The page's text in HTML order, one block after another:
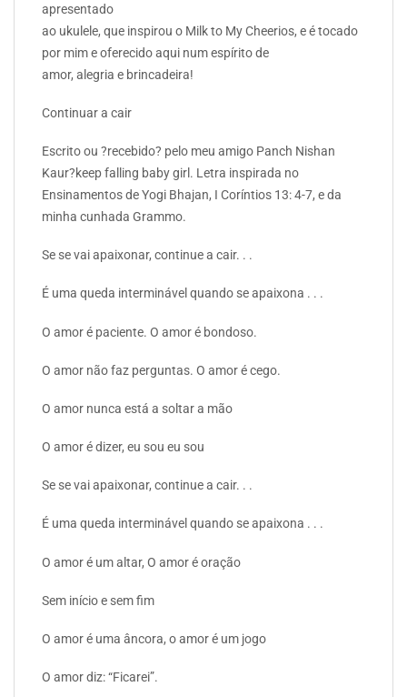
apresentado
ao ukulele, que inspirou o Milk to My Cheerios, e é tocado
por mim e oferecido aqui num espírito de
amor, alegria e brincadeira!
Continuar a cair
Escrito ou ?recebido? pelo meu amigo Panch Nishan
Kaur?keep falling baby girl. Letra inspirada no
Ensinamentos de Yogi Bhajan, I Coríntios 13: 4-7, e da
minha cunhada Grammo.
Se se vai apaixonar, continue a cair. . .
É uma queda interminável quando se apaixona . . .
O amor é paciente. O amor é bondoso.
O amor não faz perguntas. O amor é cego.
O amor nunca está a soltar a mão
O amor é dizer, eu sou eu sou
Se se vai apaixonar, continue a cair. . .
É uma queda interminável quando se apaixona . . .
O amor é um altar, O amor é oração
Sem início e sem fim
O amor é uma âncora, o amor é um jogo
O amor diz: “Ficarei”.